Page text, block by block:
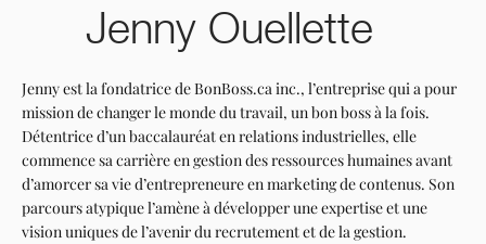
Jenny Ouellette
Jenny est la fondatrice de BonBoss.ca inc., l’entreprise qui a pour
mission de changer le monde du travail, un bon boss à la fois.
Détentrice d’un baccalauréat en relations industrielles, elle
commence sa carrière en gestion des ressources humaines avant
d’amorcer sa vie d’entrepreneure en marketing de contenus. Son
parcours atypique l’amène à développer une expertise et une
vision uniques de l’avenir du recrutement et de la gestion.